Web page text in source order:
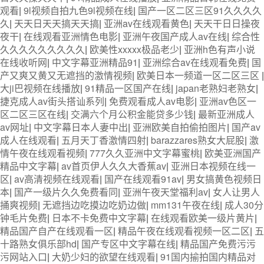
观看| 9l视频自拍九色9l视频在线| 国产一区二区三区91久久久久
久| 天天日天天搞天天搞| 亚洲av在线观看黄色| 天天干日日操夜
夜干| 在线观看亚洲情色电影| 亚洲午夜国产成人av在线| 综合性
久久久久久久久久久| 欧美性xxxxx极品老少| 亚洲h色有声小说
在线收听网| 中文字幕亚洲精品91| 亚洲综合av在线观看免费| 国
产又爽又黄又无遮挡的激情视频| 欧美日本一频道一区二区三区 |
大ji巴视频在线播放| 91精品一区国产在线| japan老熟妇老熟女|
捷克成人av街头搭讪系列| 免费观看成人av电影| 亚洲av色区一
区二区三区在线| 交满六个月公积金能贷多少钱| 最新亚洲成人
av网址| 中文字幕日本人妻中出| 亚洲欧美自拍偷拍图片| 国产av
成人在线观看| 五月天丁香激情四射| barazzares熟女大屁股| 激
情午夜在线观看视频| 777久久亚洲中文字幕蜜桃| 欧美亚洲国产
精品中文字幕| av首页伊人久久大香蕉av| 亚洲日本视频在线一
区| av高清视频在线观看| 国产在线观看91av| 男女搞黄色视频日
本| 国产一级片久久免费看同| 亚洲午夜天堂福利av| 女人让男人
捅爽视频| 无遮挡边吃摸边吃奶边做| mm131午夜在线| 成人30分
钟毛片免费| 日本不卡免费中文字幕| 在线观看欧美一级片黄片|
精品国产自产在线观看一区| 精品午夜在线观看视频一区二区| 五
十路熟女俱乐部hd| 国产专区中文字幕在线| 精品国产免费污污
污网站入口| 大奶少妇的欲望在线观看| 91国内揄拍国内精品对